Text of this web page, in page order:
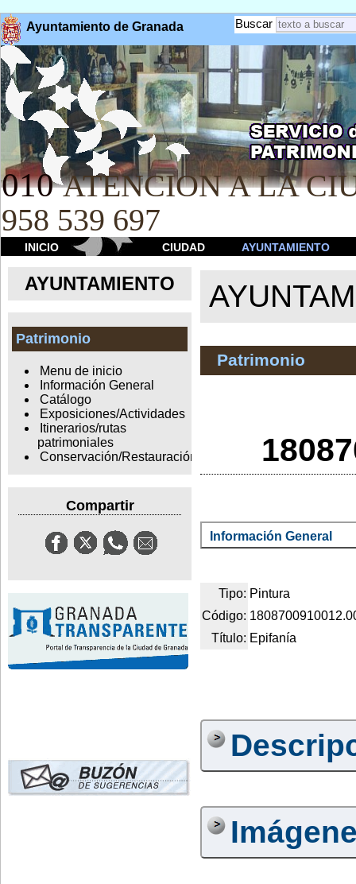
Ayuntamiento de Granada Buscar
010 ATENCION A LA
958 539 697
INICIO CIUDAD AYUNTAMIENTO
AYUNTAMIENTO
Patrimonio
Menu de inicio
Información General
Catálogo
Exposiciones/Actividades
Itinerarios/rutas
patrimoniales
Conservación/Restauración
Compartir
Patrimonio
Información General
Tipo: Pintura
Código:
Título: Epifanía